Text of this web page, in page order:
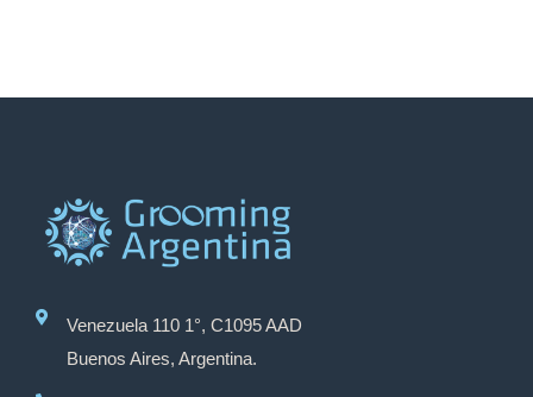
Venezuela 110 1°, C1095 AAD
Buenos Aires, Argentina.